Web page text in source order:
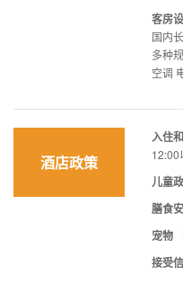
客房
国内
多种
空调
酒店政策
入住
12:00
儿童
膳食
宠物
接受